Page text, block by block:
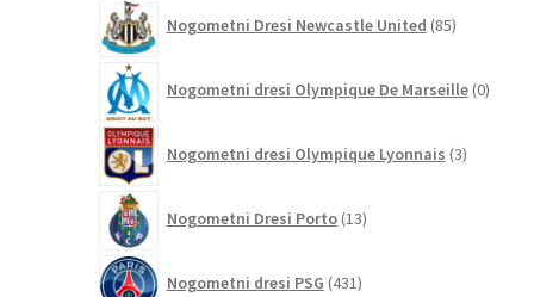
Nogometni Dresi Newcastle United 85izdelkov
Nogometni dresi Olympique De Marseille 0
Nogometni dresi Olympique Lyonnais 3izdelki
Nogometni Dresi Porto 13izdelkov
Nogometni dresi PSG 431